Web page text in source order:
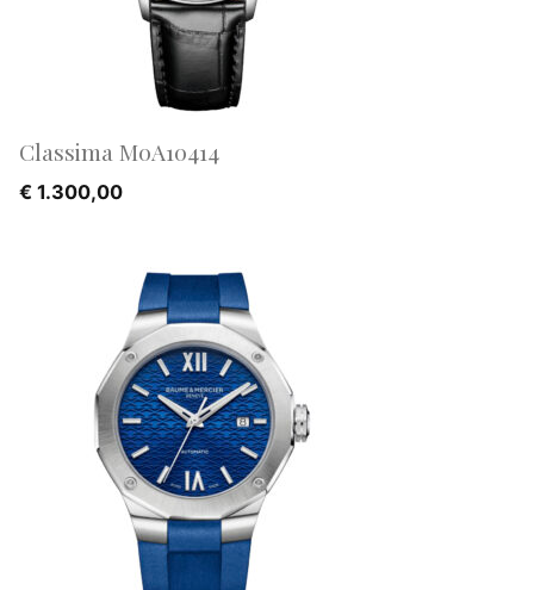
Classima M0A10414
€ 1.300,00